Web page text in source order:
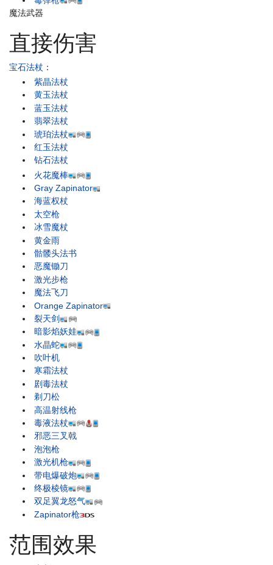
魔法武器
直接伤害
宝石法杖 ：
紫晶法杖
黄玉法杖
蓝玉法杖
翡翠法杖
琥珀法杖
红玉法杖
钻石法杖
火花魔棒
Gray Zapinator
海蓝权杖
太空枪
冰雪魔杖
黄金雨
骷髅头法书
恶魔锄刀
激光步枪
魔法飞刀
Orange Zapinator
裂天剑
暗影焰妖娃
水晶蛇
吹叶机
寒霜法杖
剧毒法杖
剃刀松
高温射线枪
毒液法杖
邪恶三叉戟
泡泡枪
激光机枪
带电爆破炮
终极棱镜
双足翼龙怒气
Zapinator枪
范围效果